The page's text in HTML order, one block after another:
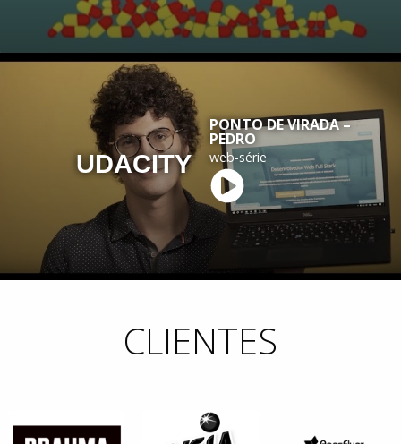
UDACITY
PONTO DE VIRADA –
PEDRO
web-série
CLIENTES